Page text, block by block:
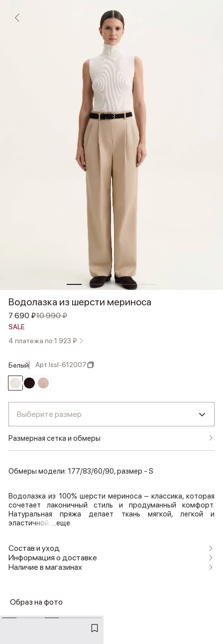
Водолазка из шерсти мериноса
7 690 ₽10 990 ₽
SALE
4 платежа по 1 923 ₽
белый Арт.lssl-612007
Выберите размер
Размерная сетка и обмеры
Обмеры модели: 177/83/60/90, размер - S
Водолазка из 100% шерсти мериноса – классика, которая
сочетает лаконичный стиль и продуманный комфорт.
Натуральная пряжа делает ткань мягкой, легкой и
эластичной, ...еще
Состав и уход
Информация о доставке
Наличие в магазинах
Образ на фото